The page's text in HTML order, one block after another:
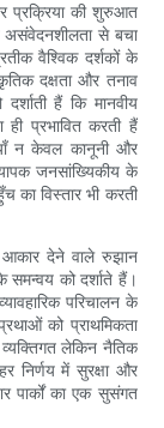
प्रक्रिया की शुरुआत
असंवेदनशीलता से बचा
वैश्विक दर्शकों के
दक्षता और तनाव
हैं कि मानवीय
ही प्रभावित करती हैं
न केवल कानूनी और
जनसांख्यिकीय के
का विस्तार भी करती
आकार देने वाले रुझान
समन्वय को दर्शाते हैं।
परिचालन के
को प्राथमिकता
लेकिन नैतिक
निर्णय में सुरक्षा और
पार्कों का एक सुसंगत